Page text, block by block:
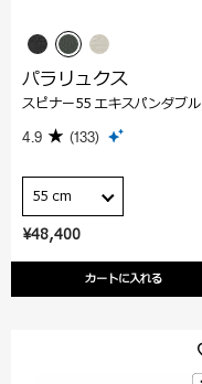
¥48,400
カートに入れる
パラリュクス
スピナー55 エキスパンダブル
4.9 (133)
55 cm